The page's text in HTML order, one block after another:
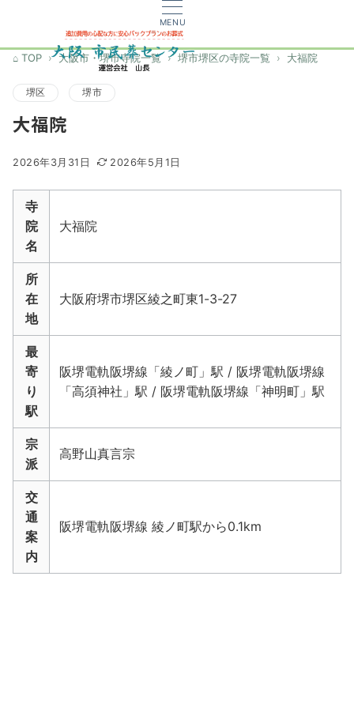
MENU
TOP 大阪市・堺市寺院一覧 堺市堺区の寺院一覧 大福院
堺区 堺市
大福院
2026年3月31日 2026年5月1日
寺
院
名
大福院
所
在
地
大阪府堺市堺区綾之町東1-3-27
最
寄
り
駅
阪堺電軌阪堺線「綾ノ町」駅 / 阪堺電軌阪堺線
「高須神社」駅 / 阪堺電軌阪堺線「神明町」駅
宗
派
高野山真言宗
交
通
案
内
阪堺電軌阪堺線 綾ノ町駅から0.1km